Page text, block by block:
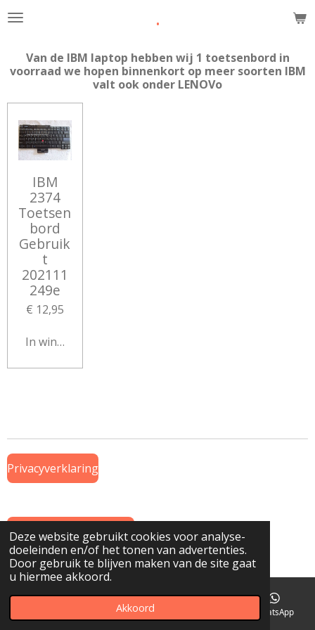
Deze website gebruikt cookies voor analyse-
doeleinden en/of het tonen van advertenties.
Door gebruik te blijven maken van de site gaat
u hiermee akkoord.
Akkoord
Ga
.
Van de IBM laptop hebben wij 1 toetsenbord in
voorraad we hopen binnenkort op meer soorten IBM
valt ook onder LENOVo
IBM
2374
Toetsen
bord
Gebruik
t
202111
249e
€ 12,95
In winkelwagen
Privacyverklaring
Algemene Voorwaarden
© 2019 Onderdeel vanwww.GTWiekens.nl
Telefoonnummer WhatsApp